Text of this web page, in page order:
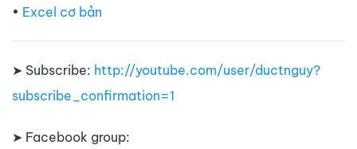
• Excel cơ bản
➤ Subscribe: http://youtube.com/user/ductnguy?
subscribe_confirmation=1
➤ Facebook group: